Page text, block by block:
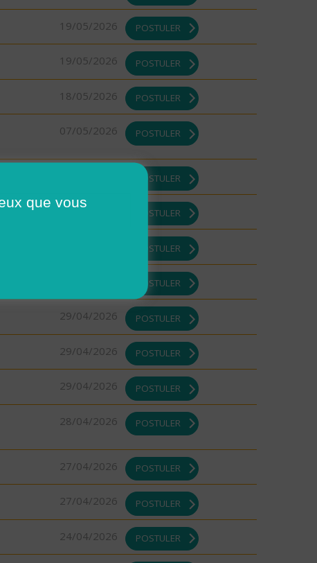
19/05/2026 POSTULER
19/05/2026 POSTULER
18/05/2026 POSTULER
07/05/2026 POSTULER
POSTULER
30/04/2026 POSTULER
POSTULER
POSTULER
29/04/2026 POSTULER
29/04/2026 POSTULER
29/04/2026 POSTULER
28/04/2026 POSTULER
27/04/2026 POSTULER
27/04/2026 POSTULER
24/04/2026 POSTULER
que vous